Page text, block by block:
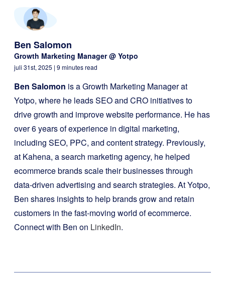
Ben Salomon
Growth Marketing Manager @ Yotpo
juli 31st, 2025 | 9 minutes read
Ben Salomon is a Growth Marketing Manager at
Yotpo, where he leads SEO and CRO initiatives to
drive growth and improve website performance. He has
over 6 years of experience in digital marketing,
including SEO, PPC, and content strategy. Previously,
at Kahena, a search marketing agency, he helped
ecommerce brands scale their businesses through
data-driven advertising and search strategies. At Yotpo,
Ben shares insights to help brands grow and retain
customers in the fast-moving world of ecommerce.
Connect with Ben on LinkedIn.